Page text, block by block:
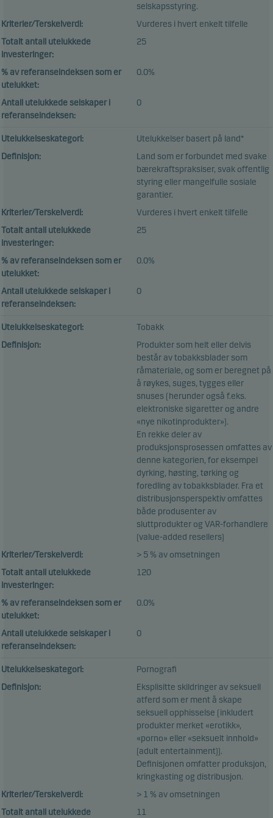
selskapsstyring.
Kriterier/Terskelverdi:
Vurderes i hvert enkelt tilfelle
Totalt antall utelukkede
investeringer:
25
% av referanseindeksen som er
utelukket:
0.0%
Antall utelukkede selskaper i
referanseindeksen:
0
Utelukkelseskategori:
Utelukkelser basert på land*
Definisjon:
Land som er forbundet med svake
bærekraftspraksiser, svak offentlig
styring eller mangelfulle sosiale
garantier.
Kriterier/Terskelverdi:
Vurderes i hvert enkelt tilfelle
Totalt antall utelukkede
investeringer:
25
% av referanseindeksen som er
utelukket:
0.0%
Antall utelukkede selskaper i
referanseindeksen:
0
Utelukkelseskategori:
Tobakk
Definisjon:
Produkter som helt eller delvis
består av tobakksblader som
råmateriale, og som er beregnet på
å røykes, suges, tygges eller
snuses (herunder også f.eks.
elektroniske sigaretter og andre
«nye nikotinprodukter»).
En rekke deler av
produksjonsprosessen omfattes av
denne kategorien, for eksempel
dyrking, høsting, tørking og
foredling av tobakksblader. Fra et
distribusjonsperspektiv omfattes
både produsenter av
sluttprodukter og VAR-forhandlere
(value-added resellers)
Kriterier/Terskelverdi:
> 5 % av omsetningen
Totalt antall utelukkede
investeringer:
120
% av referanseindeksen som er
utelukket:
0.0%
Antall utelukkede selskaper i
referanseindeksen:
0
Utelukkelseskategori:
Pornografi
Definisjon:
Eksplisitte skildringer av seksuell
atferd som er ment å skape
seksuell opphisselse (inkludert
produkter merket «erotikk»,
«porno» eller «seksuelt innhold»
(adult entertainment)).
Definisjonen omfatter produksjon,
kringkasting og distribusjon.
Kriterier/Terskelverdi:
> 1 % av omsetningen
Totalt antall utelukkede
11